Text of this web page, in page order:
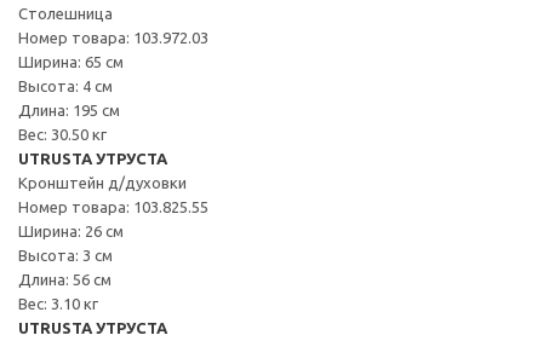
Столешница
Номер товара: 103.972.03
Ширина: 65 см
Высота: 4 см
Длина: 195 см
Вес: 30.50 кг
UTRUSTA УТРУСТА
Кронштейн д/духовки
Номер товара: 103.825.55
Ширина: 26 см
Высота: 3 см
Длина: 56 см
Вес: 3.10 кг
UTRUSTA УТРУСТА